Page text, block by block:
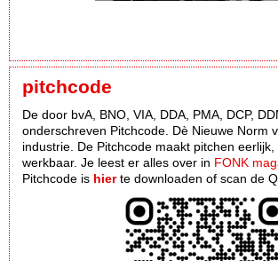
pitchcode
De door bvA, BNO, VIA, DDA, PMA, DCP,
onderschreven Pitchcode. Dè Nieuwe Norm
industrie. De Pitchcode maakt pitchen
werkbaar. Je leest er alles over in FONK
Pitchcode is hierte downloaden of scan de